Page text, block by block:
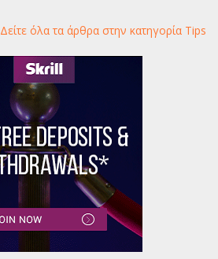
Δείτε όλα τα άρθρα στην κατηγορία Tips